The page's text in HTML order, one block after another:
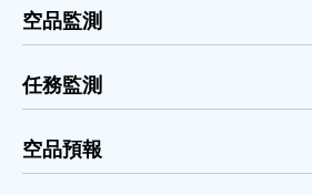
空品監測
任務監測
空品預報